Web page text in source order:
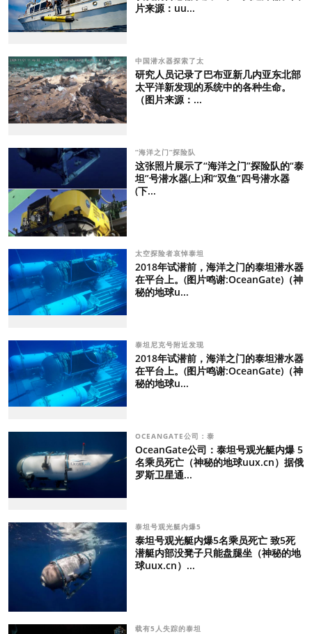
片来源：uu...
中国潜水器探索了太
研究人员记录了巴布亚新几内亚东北部
太平洋新发现的系统中的各种生命。
（图片来源：...
“海洋之门”探险队
这张照片展示了“海洋之门”探险队的“泰
坦”号潜水器(上)和“双鱼”四号潜水器
(下...
太空探险者哀悼泰坦
2018年试潜前，海洋之门的泰坦潜水器
在平台上。(图片鸣谢:OceanGate)（神
秘的地球u...
泰坦尼克号附近发现
2018年试潜前，海洋之门的泰坦潜水器
在平台上。(图片鸣谢:OceanGate)（神
秘的地球u...
OCEANGATE公司：泰
OceanGate公司：泰坦号观光艇内爆 5
名乘员死亡（神秘的地球uux.cn）据俄
罗斯卫星通...
泰坦号观光艇内爆5
泰坦号观光艇内爆5名乘员死亡 致5死
潜艇内部没凳子只能盘腿坐（神秘的地
球uux.cn）...
载有5人失踪的泰坦